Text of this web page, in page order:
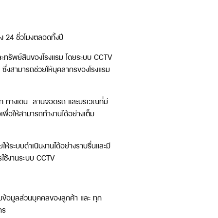
24 ชั่วโมงตลอดทั้งปี
รัพย์สินของโรงแรม โดยระบบ CCTV
งสามารถช่วยให้บุคลากรของโรงแรม
ก ทางเดิน ลานจอดรถ และบริเวณที่มี
อให้สามารถทำงานได้อย่างเต็ม
ระบบดำเนินงานได้อย่างราบรื่นและมี
งานระบบ CCTV
บข้อมูลส่วนบุคคลของลูกค้า และ ทุก
ร